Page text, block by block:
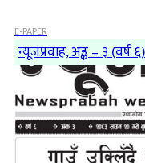
E-PAPER
न्यूजप्रवाह, अङ्क – ३